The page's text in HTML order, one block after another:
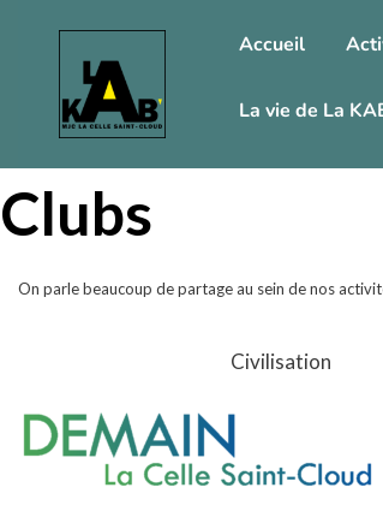
Accueil
La vie de La
Clubs
On parle beaucoup de partage au sein de nos
Civilisation